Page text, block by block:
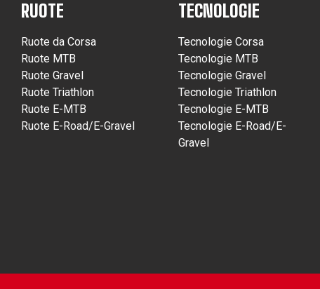
RUOTE
Ruote da Corsa
Ruote MTB
Ruote Gravel
Ruote Triathlon
Ruote E-MTB
Ruote E-Road/E-Gravel
TECNOLOGIE
Tecnologie Corsa
Tecnologie MTB
Tecnologie Gravel
Tecnologie Triathlon
Tecnologie E-MTB
Tecnologie E-Road/E-
Gravel